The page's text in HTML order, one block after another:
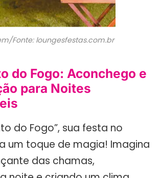
Fonte: loungesfestas.com.br
do Fogo: Aconchego e
para Noites
do Fogo”, sua festa no
um toque de magia! Imagina
das chamas,